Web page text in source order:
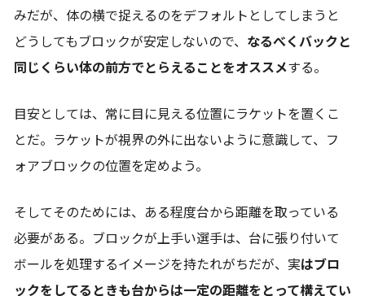
みだが、体の横で捉えるのをデフォルトとしてしまうと
どうしてもブロックが安定しないので、 なるべくバックと
同じくらい体の前方でとらえることをオススメする。
目安としては、常に目に見える位置にラケットを置くこ
とだ。ラケットが視界の外に出ないように意識して、フ
ォアブロックの位置を定めよう。
そしてそのためには、ある程度台から距離を取っている
必要がある。ブロックが上手い選手は、台に張り付いて
ボールを処理するイメージを持たれがちだが、実はブロ
ックをしてるときも台からは一定の距離をとって構えてい